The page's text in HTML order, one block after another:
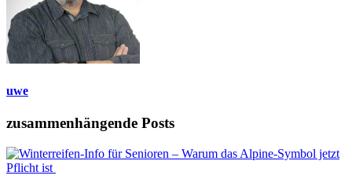
uwe
zusammenhängende Posts